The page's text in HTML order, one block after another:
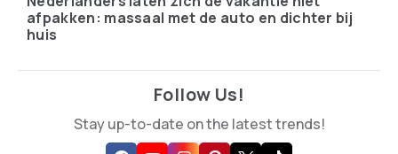
afpakken: massaal met de auto en dichter bij
huis
Follow Us!
Stay up-to-date on the latest trends!